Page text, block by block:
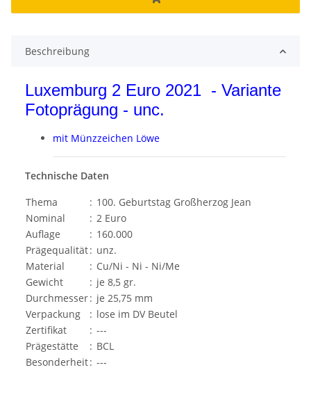
Beschreibung
Luxemburg 2 Euro 2021 - Variante
Fotoprägung - unc.
mit Münzzeichen Löwe
Technische Daten
Thema
: 100. Geburtstag Großherzog Jean
Nominal
: 2 Euro
Auflage
: 160.000
Prägequalität: unz.
Material
: Cu/Ni - Ni - Ni/Me
Gewicht
: je 8,5 gr.
Durchmesser: je 25,75 mm
Verpackung
: lose im DV Beutel
Zertifikat
: ---
Prägestätte
: BCL
Besonderheit: ---